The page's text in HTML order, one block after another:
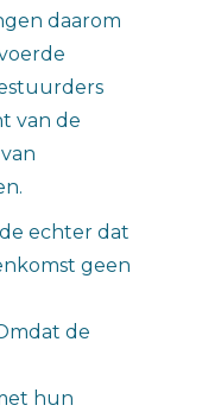
daarom
van de
echter dat
geen
de
hun